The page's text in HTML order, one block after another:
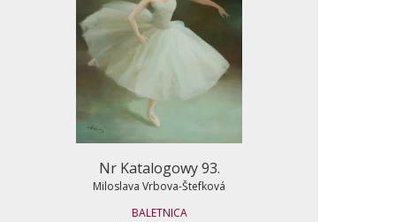
Nr Katalogowy 93.
Miloslava Vrbova-Štefková
BALETNICA